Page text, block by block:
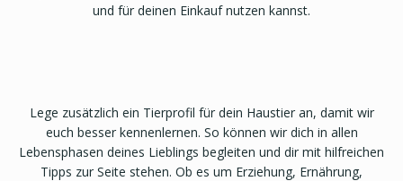
und für deinen Einkauf nutzen kannst.
Lege zusätzlich ein Tierprofil für dein Haustier an, damit wir
euch besser kennenlernen. So können wir dich in allen
Lebensphasen deines Lieblings begleiten und dir mit hilfreichen
Tipps zur Seite stehen. Ob es um Erziehung, Ernährung,